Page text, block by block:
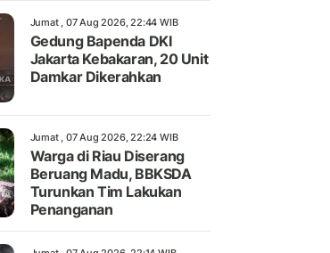
Jumat , 07 Aug 2026, 22:44 WIB
Gedung Bapenda DKI
Jakarta Kebakaran, 20 Unit
Damkar Dikerahkan
Jumat , 07 Aug 2026, 22:24 WIB
Warga di Riau Diserang
Beruang Madu, BBKSDA
Turunkan Tim Lakukan
Penanganan